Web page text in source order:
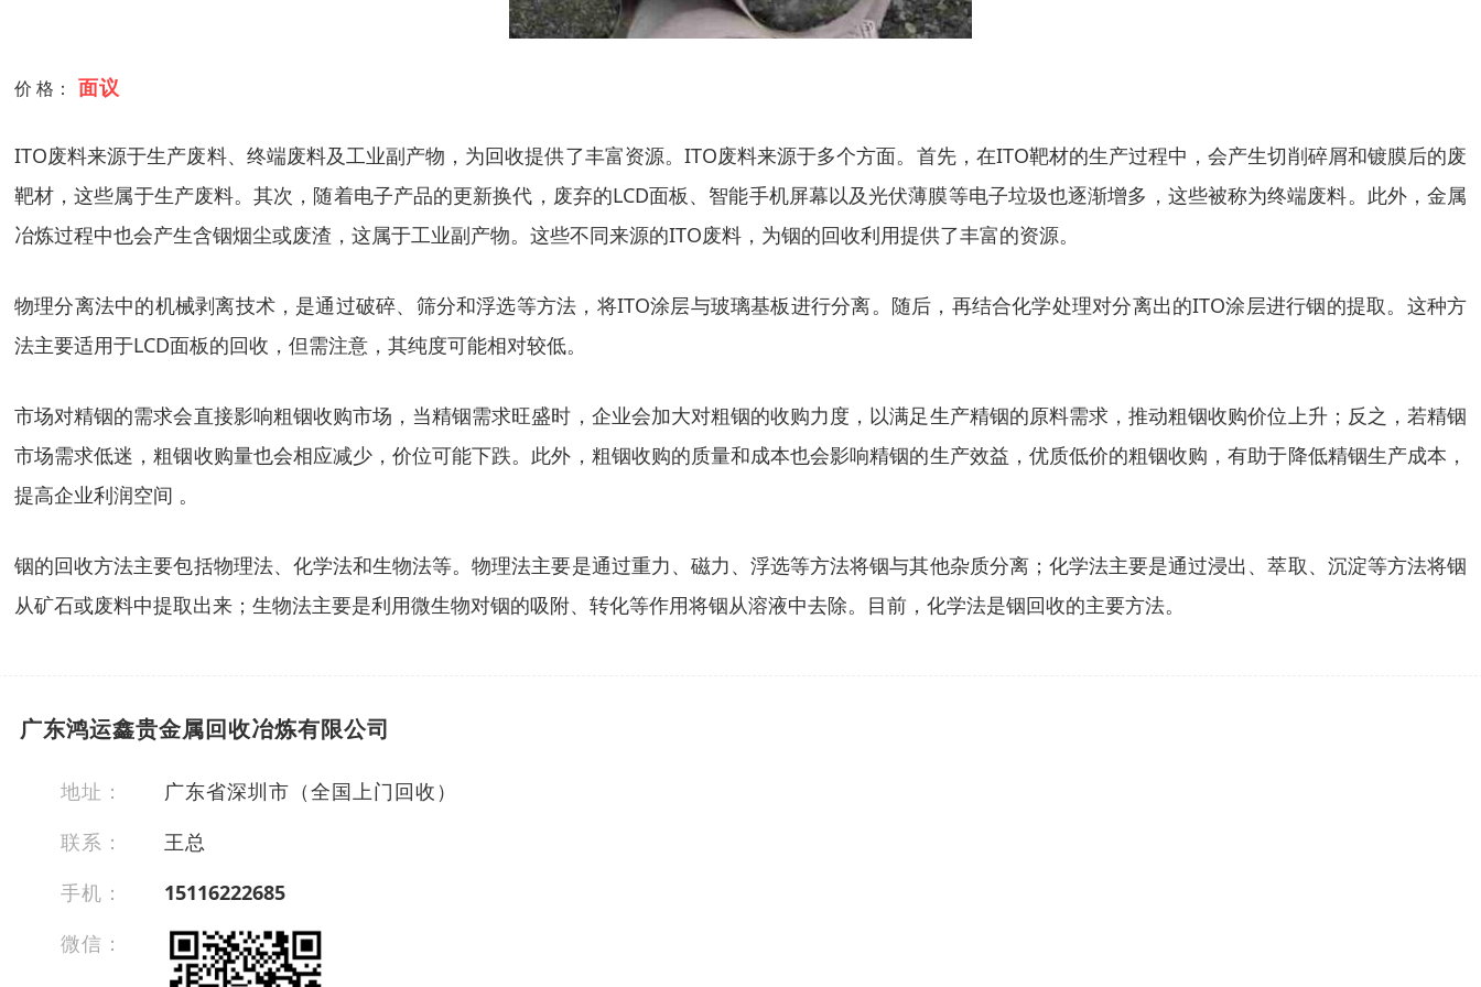
价 格： 面议
ITO废料来源于生产废料、终端废料及工业副产物，为回收提供了丰富资源。ITO废料来源于多个方面。首先，在ITO靶材的生产过程中，会产生切削碎屑和镀膜后的废
靶材，这些属于生产废料。其次，随着电子产品的更新换代，废弃的LCD面板、智能手机屏幕以及光伏薄膜等电子垃圾也逐渐增多，这些被称为终端废料。此外，金属
冶炼过程中也会产生含铟烟尘或废渣，这属于工业副产物。这些不同来源的ITO废料，为铟的回收利用提供了丰富的资源。
物理分离法中的机械剥离技术，是通过破碎、筛分和浮选等方法，将ITO涂层与玻璃基板进行分离。随后，再结合化学处理对分离出的ITO涂层进行铟的提取。这种方
法主要适用于LCD面板的回收，但需注意，其纯度可能相对较低。
市场对精铟的需求会直接影响粗铟收购市场，当精铟需求旺盛时，企业会加大对粗铟的收购力度，以满足生产精铟的原料需求，推动粗铟收购价位上升；反之，若精铟
市场需求低迷，粗铟收购量也会相应减少，价位可能下跌。此外，粗铟收购的质量和成本也会影响精铟的生产效益，优质低价的粗铟收购，有助于降低精铟生产成本，
提高企业利润空间 。
铟的回收方法主要包括物理法、化学法和生物法等。物理法主要是通过重力、磁力、浮选等方法将铟与其他杂质分离；化学法主要是通过浸出、萃取、沉淀等方法将铟
从矿石或废料中提取出来；生物法主要是利用微生物对铟的吸附、转化等作用将铟从溶液中去除。目前，化学法是铟回收的主要方法。
广东鸿运鑫贵金属回收冶炼有限公司
地址：
广东省深圳市（全国上门回收）
联系：
王总
手机：
15116222685
微信：